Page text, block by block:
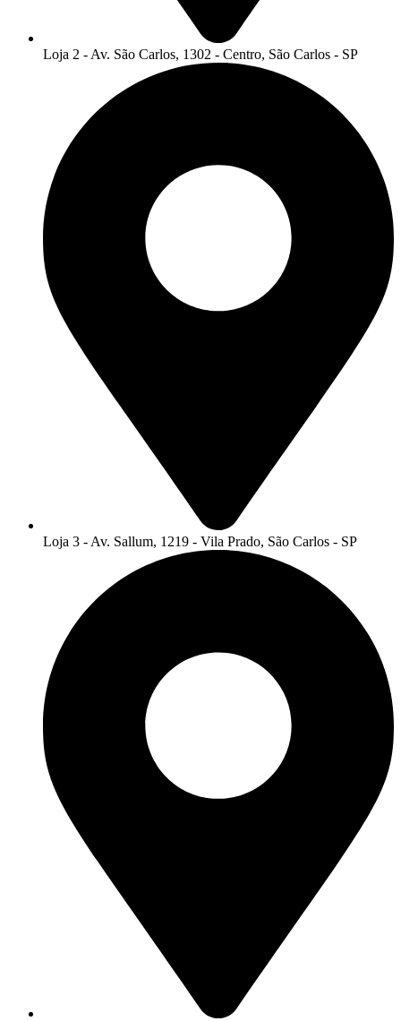
Loja 2 - Av. São Carlos, 1302 - Centro, São Carlos - SP
Loja 3 - Av. Sallum, 1219 - Vila Prado, São Carlos - SP